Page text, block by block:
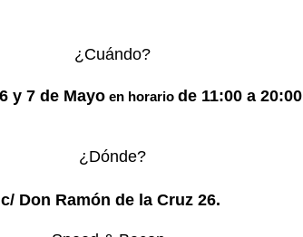
¿Cuándo?
y 7 de Mayoen horario de 11:00 a 20:00
¿Dónde?
c/ Don Ramón de la Cruz 26.